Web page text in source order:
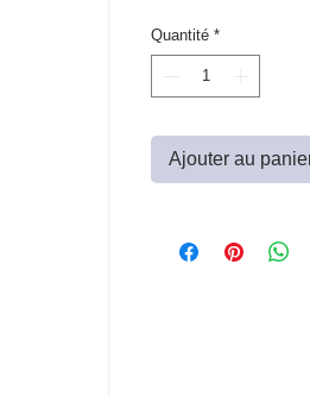
Quantité *
Ajouter au